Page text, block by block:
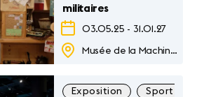
militaires
03.05.25 - 31.01.27
Musée de la Machine à Ecrire
Exposition Sport